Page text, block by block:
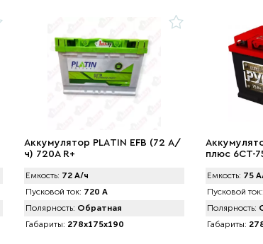
Аккумулятор PLАTIN EFB (72 А/
ч) 720A R+
Емкость: 72 А/ч
Пусковой ток: 720 А
Полярность: Обратная
Габариты: 278x175x190
плюс 6СТ-
Емкость: 75
Пусковой ток:
Полярность:
Габариты: